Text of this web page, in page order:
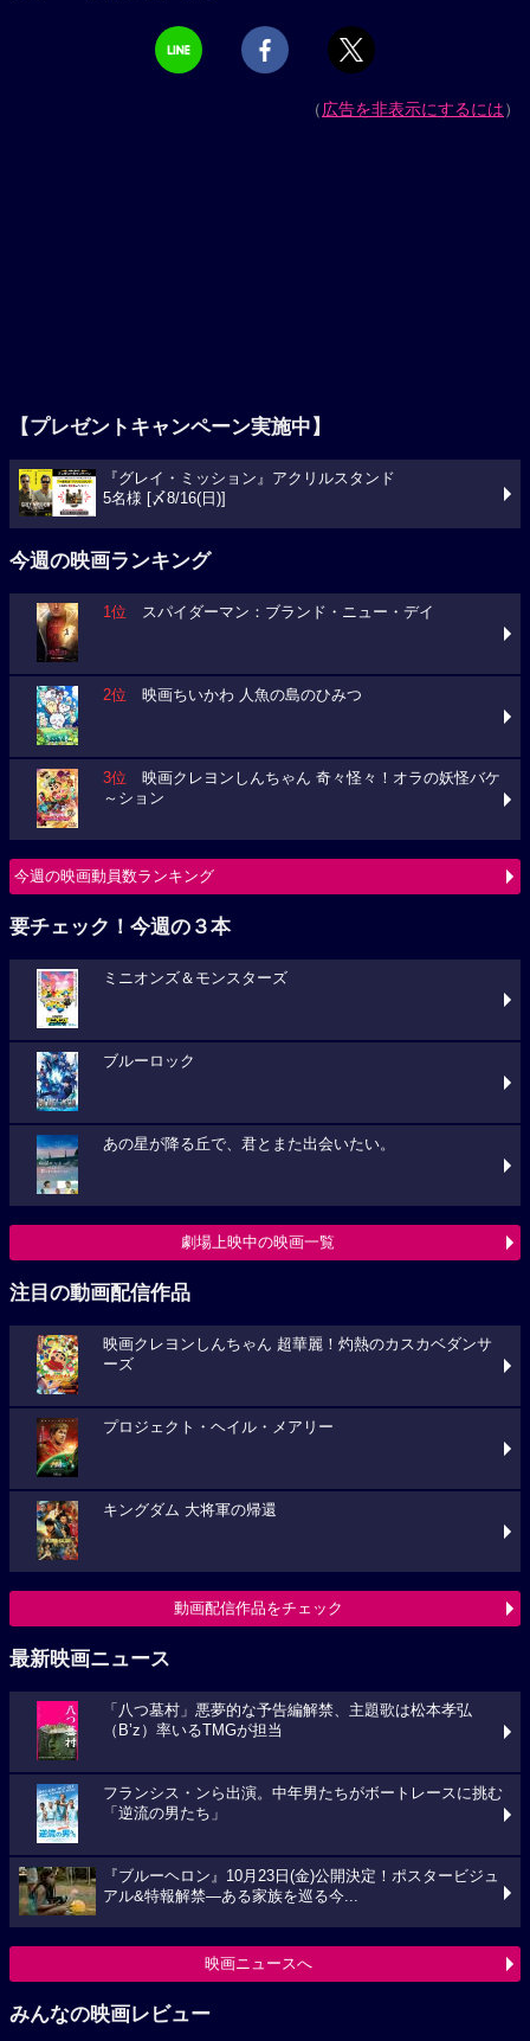
（広告を非表示にするには）
【プレゼントキャンペーン実施中】
『グレイ・ミッション』アクリルスタンド
5名様 [〆8/16(日)]
今週の映画ランキング
1位 スパイダーマン：ブランド・ニュー・デイ
2位 映画ちいかわ 人魚の島のひみつ
3位 映画クレヨンしんちゃん 奇々怪々！オラの妖怪バケ
～ション
今週の映画動員数ランキング
要チェック！今週の３本
ミニオンズ＆モンスターズ
ブルーロック
あの星が降る丘で、君とまた出会いたい。
劇場上映中の映画一覧
注目の動画配信作品
映画クレヨンしんちゃん 超華麗！灼熱のカスカベダンサ
ーズ
プロジェクト・ヘイル・メアリー
キングダム 大将軍の帰還
動画配信作品をチェック
最新映画ニュース
「八つ墓村」悪夢的な予告編解禁、主題歌は松本孝弘
（B’z）率いるTMGが担当
フランシス・ンら出演。中年男たちがボートレースに挑む
「逆流の男たち」
『ブルーヘロン』10月23日(金)公開決定！ポスタービジュ
アル&特報解禁―ある家族を巡る今...
映画ニュースへ
みんなの映画レビュー